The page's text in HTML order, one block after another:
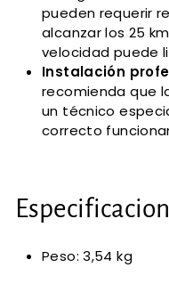
pueden requerir
alcanzar los 25
velocidad puede
Instalación
recomienda que
un técnico
correcto
Peso: 3,54 kg